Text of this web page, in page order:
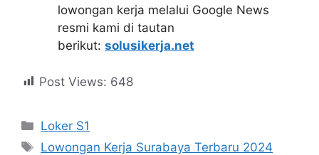
lowongan kerja melalui Google News
resmi kami di tautan
berikut: solusikerja.net
Post Views: 648
Kategori
Loker S1
Tag
Lowongan Kerja Surabaya Terbaru 2024